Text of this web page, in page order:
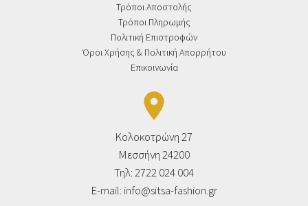
Τρόποι Αποστολής
Τρόποι Πληρωμής
Πολιτική Επιστροφών
Όροι Χρήσης & Πολιτική Απορρήτου
Επικοινωνία
place
Κολοκοτρώνη 27
Μεσσήνη 24200
Τηλ: 2722 024 004
E-mail: info@sitsa-fashion.gr